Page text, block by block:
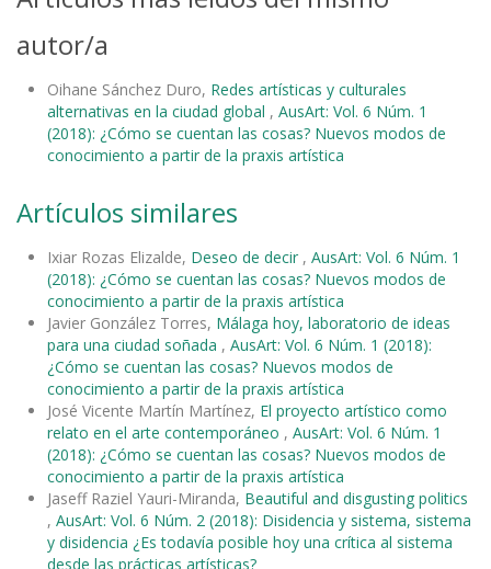
autor/a
Oihane Sánchez Duro, Redes artísticas y culturales
alternativas en la ciudad global , AusArt: Vol. 6 Núm. 1
(2018): ¿Cómo se cuentan las cosas? Nuevos modos de
conocimiento a partir de la praxis artística
Artículos similares
Ixiar Rozas Elizalde, Deseo de decir , AusArt: Vol. 6 Núm. 1
(2018): ¿Cómo se cuentan las cosas? Nuevos modos de
conocimiento a partir de la praxis artística
Javier González Torres, Málaga hoy, laboratorio de ideas
para una ciudad soñada , AusArt: Vol. 6 Núm. 1 (2018):
¿Cómo se cuentan las cosas? Nuevos modos de
conocimiento a partir de la praxis artística
José Vicente Martín Martínez, El proyecto artístico como
relato en el arte contemporáneo , AusArt: Vol. 6 Núm. 1
(2018): ¿Cómo se cuentan las cosas? Nuevos modos de
conocimiento a partir de la praxis artística
Jaseff Raziel Yauri-Miranda, Beautiful and disgusting politics
, AusArt: Vol. 6 Núm. 2 (2018): Disidencia y sistema, sistema
y disidencia ¿Es todavía posible hoy una crítica al sistema
desde las prácticas artísticas?